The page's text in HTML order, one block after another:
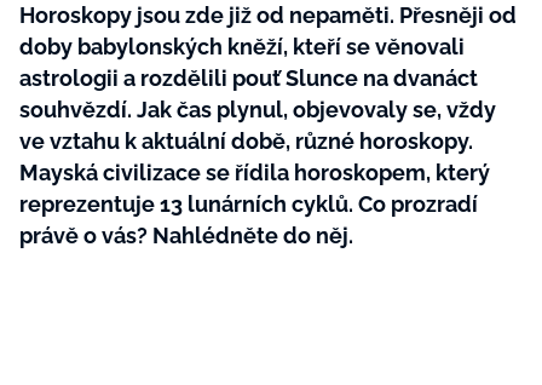
Horoskopy jsou zde již od nepaměti. Přesněji od
doby babylonských kněží, kteří se věnovali
astrologii a rozdělili pouť Slunce na dvanáct
souhvězdí. Jak čas plynul, objevovaly se, vždy
ve vztahu k aktuální době, různé horoskopy.
Mayská civilizace se řídila horoskopem, který
reprezentuje 13 lunárních cyklů. Co prozradí
právě o vás? Nahlédněte do něj.